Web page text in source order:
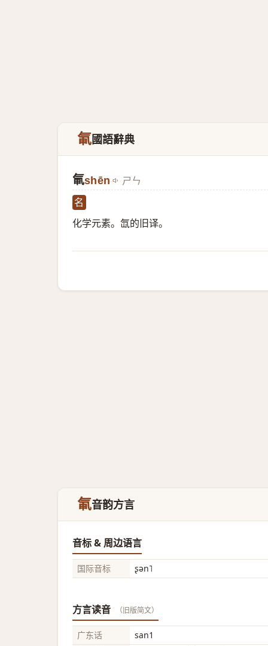
氠國語辭典
氠shēn ㄕㄣ
名
化学元素。氙的旧译。
氠音韵方言
音标 & 周边语言
国际音标 ʂən˥
方言读音 （旧版简文）
广东话
san1